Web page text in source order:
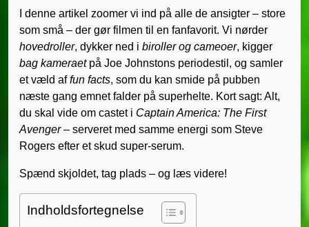
I denne artikel zoomer vi ind på alle de ansigter – store
som små – der gør filmen til en fanfavorit. Vi nørder
hovedroller, dykker ned i biroller og cameoer, kigger
bag kameraetpå Joe Johnstons periodestil, og samler
et væld affun facts, som du kan smide på pubben
næste gang emnet falder på superhelte. Kort sagt: Alt,
du skal vide om castet i Captain America: The First
Avenger– serveret med samme energi som Steve
Rogers efter et skud super-serum.
Spænd skjoldet, tag plads – og læs videre!
Indholdsfortegnelse